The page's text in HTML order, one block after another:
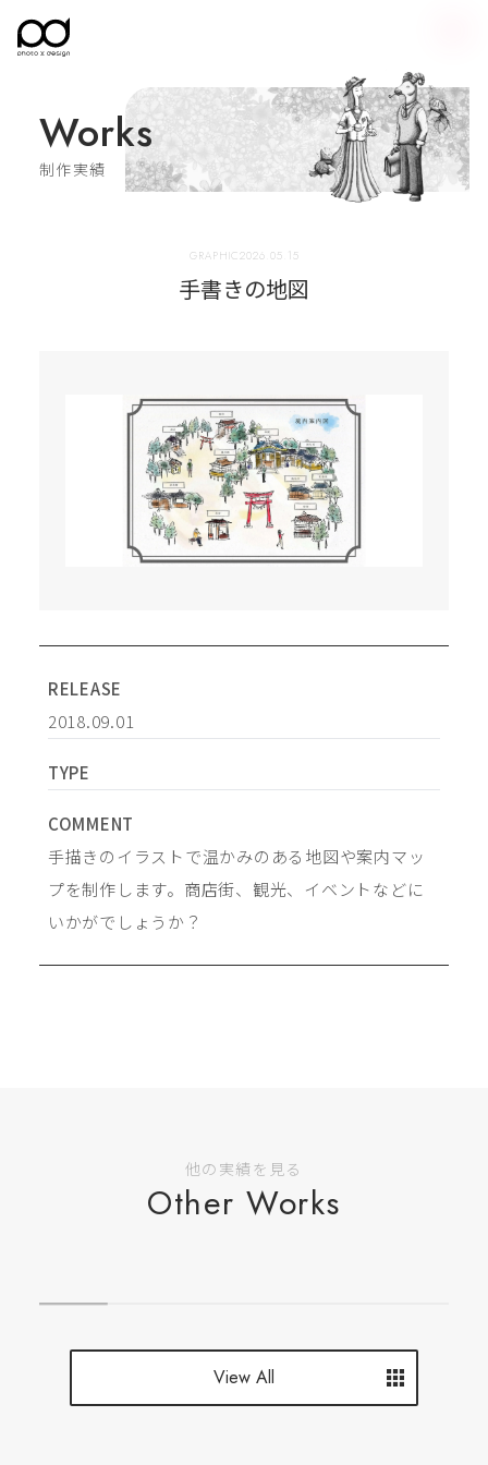
Works
制作実績
GRAPHIC2026.05.15
手書きの地図
RELEASE
2018.09.01
TYPE
COMMENT
手描きのイラストで温かみのある地図や案内マッ
プを制作します。商店街、観光、イベントなどに
いかがでしょうか？
他の実績を見る
Other Works
View All